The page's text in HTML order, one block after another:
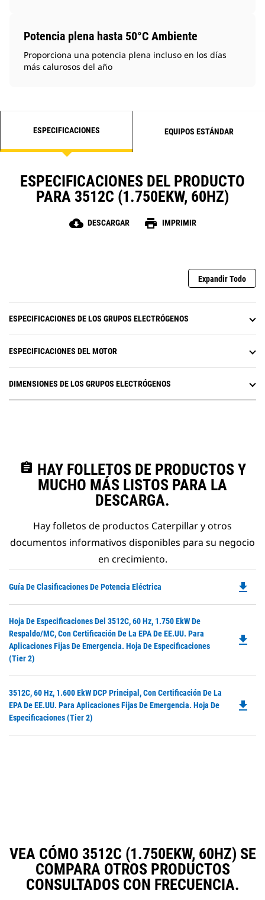
Potencia plena hasta 50°C Ambiente
Proporciona una potencia plena incluso en los días
más calurosos del año
ESPECIFICACIONES EQUIPOS ESTÁNDAR
ESPECIFICACIONES DEL PRODUCTO
PARA 3512C (1.750EKW, 60HZ)
cloud_download DESCARGAR print IMPRIMIR
Expandir Todo
ESPECIFICACIONES DE LOS GRUPOS ELECTRÓGENOS
ESPECIFICACIONES DEL MOTOR
DIMENSIONES DE LOS GRUPOS ELECTRÓGENOS
assignment HAY FOLLETOS DE PRODUCTOS Y
MUCHO MÁS LISTOS PARA LA
DESCARGA.
Hay folletos de productos Caterpillar y otros
documentos informativos disponibles para su negocio
en crecimiento.
Guía De Clasificaciones De Potencia Eléctrica file_download
Hoja De Especificaciones Del 3512C, 60 Hz, 1.750 EkW De
Respaldo/MC, Con Certificación De La EPA De EE.UU. Para
Aplicaciones Fijas De Emergencia. Hoja De Especificaciones
(Tier 2)
file_download
3512C, 60 Hz, 1.600 EkW DCP Principal, Con Certificación De La
EPA De EE.UU. Para Aplicaciones Fijas De Emergencia. Hoja De
Especificaciones (Tier 2)
file_download
VEA CÓMO 3512C (1.750EKW, 60HZ) SE
COMPARA OTROS PRODUCTOS
CONSULTADOS CON FRECUENCIA.